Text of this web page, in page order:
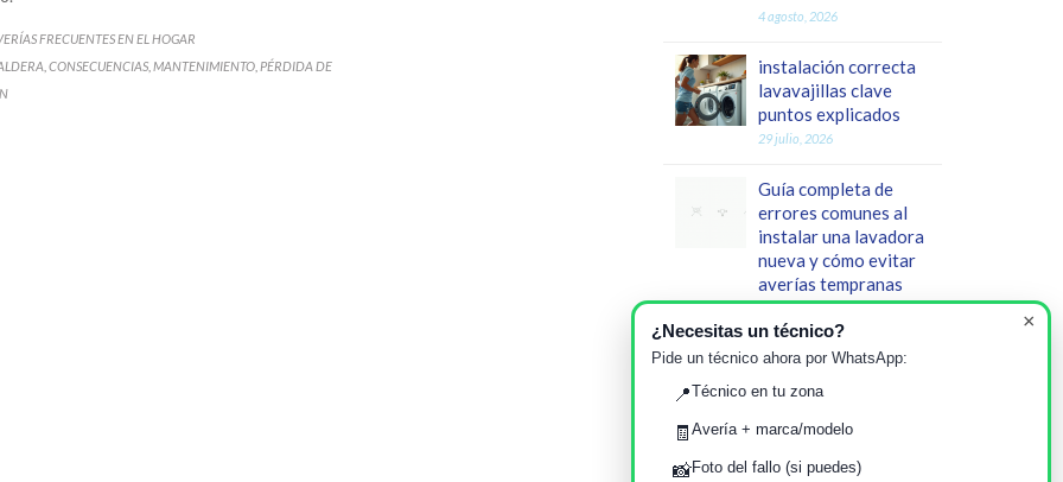
FRECUENTES EN EL HOGAR
CONSECUENCIAS MANTENIMIENTO PÉRDIDA DE
4 agosto, 2026
instalación correcta
lavavajillas clave
puntos explicados
29 julio, 2026
Guía completa de
errores comunes al
instalar una lavadora
nueva y cómo evitar
averías tempranas
23 julio, 2026
Identificar modelo
exacto de
Guía paso a paso para
17 julio, 2026
×
¿Necesitas un técnico?
Pide un técnico ahora por WhatsApp:
📍Técnico en tu zona
🧾 Avería + marca/modelo
📸Foto del fallo (si puedes)